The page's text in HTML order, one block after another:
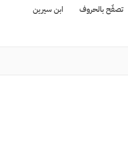
تصفّح بالحروف ابن سيرين